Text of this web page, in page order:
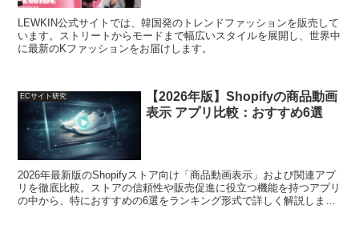
LEWKIN公式サイトでは、韓国発のトレンドファッションを販売して
います。ストリートからモードまで幅広いスタイルを展開し、世界中
に最新のKファッションをお届けします。
ECサイト研究
【2026年版】Shopifyの商品動画
表示 アプリ比較：おすすめ6選
2026年最新版のShopifyストア向け「商品動画表示」および関連アプ
リを徹底比較。ストアの信頼性や販売促進に役立つ機能を持つアプリ
の中から、特におすすめの6選をランキング形式で詳しく解説しま